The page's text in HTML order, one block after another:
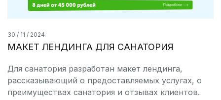
30 / 11 / 2024
МАКЕТ ЛЕНДИНГА ДЛЯ САНАТОРИЯ
Для санатория разработан макет лендинга,
рассказывающий о предоставляемых услугах, о
преимуществах санатория и отзывах клиентов.